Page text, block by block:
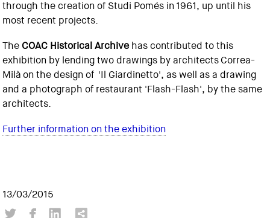
through the creation of Studi Pomés in 1961, up until his
most recent projects.
The COAC Historical Archivehas contributed to this
exhibition by lending two drawings by architects Correa-
Milà on the design of 'Il Giardinetto', as well as a drawing
and a photograph of restaurant 'Flash-Flash', by the same
architects.
Further information on the exhibition
13/03/2015